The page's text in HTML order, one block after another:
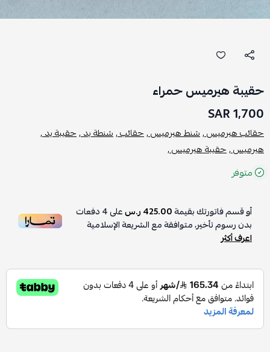
حقيبة هيرميس حمراء
1,700 SAR
حقائب هيرميس ,شنط هيرميس ,حقائب ,شنطة يد ,حقيبة يد ,
هيرميس ,حقيبة هيرميس ,
متوفر
أو قسم فاتورتك بقيمة425.00 ر.س على4دفعات
بدون رسوم تأخير، متوافقة مع الشريعة الإسلامية
اعرف أكثر